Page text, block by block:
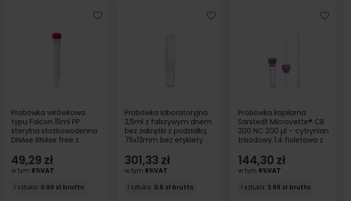
Probówka wirówkowa
typu Falcon 15ml PP
sterylna stożkowodenna
DNAse RNAse free z
49,29 zł
w tym 8%VAT
1 sztuka: 0.99 zł brutto
Probówka laboratoryjna
2,5ml z fałszywym dnem
bez zakrętki z podziałką
75x13mm bez etykiety
301,33 zł
w tym 8%VAT
1 sztuka: 0.6 zł brutto
Probówka kapilarna
Sarstedt Microvette® CB
200 NC 200 µl – cytrynian
trisodowy 1:4 fioletowa z
50szt
144,30 zł
w tym 8%VAT
1 sztuka: 2.89 zł brutto